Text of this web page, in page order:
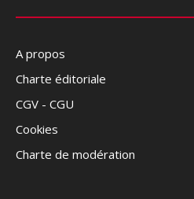
A propos
Charte éditoriale
CGV - CGU
Cookies
Charte de modération